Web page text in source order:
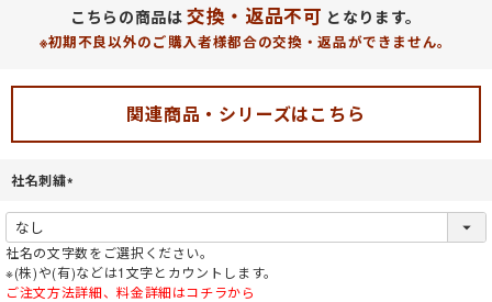
こちらの商品は 交換・返品不可 となります。
※初期不良以外のご購入者様都合の交換・返品ができません。
関連商品・シリーズはこちら
社名刺繍
須
)
社名の文字数をご選択ください。
※(株)や(有)などは1文字とカウントします。
ご注文方法詳細、料金詳細はコチラから